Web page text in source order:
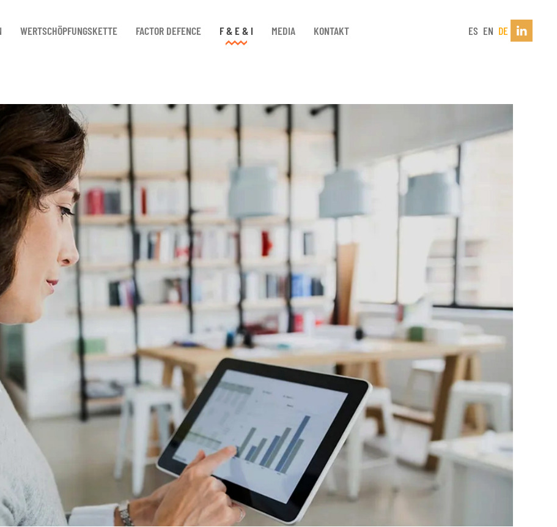
WERTSCHÖPFUNGSKETTE FACTOR DEFENCE F & E & I MEDIA KONTAKT ES EN DE